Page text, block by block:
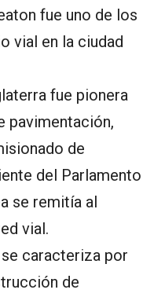
fue uno de los
vial en la ciudad
fue pionera
pavimentación,
de
del Parlamento
se remitía al
vial.
caracteriza por
de